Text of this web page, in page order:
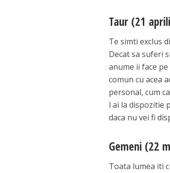
Taur (21
Te simti exclus
Decat sa suferi
anume ii face
comun cu acea
personal, cum
l ai la dispozitie
daca nu vei fi
Gemeni (22
Toata lumea iti